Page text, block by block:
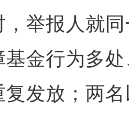
报人就同
基金行为多
复发放；两